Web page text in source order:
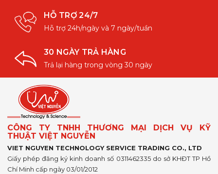
HỖ TRỢ 24/7
Hỗ trợ 24h/ngày và 7 ngày/tuần
30 NGÀY TRẢ HÀNG
Trả lại hàng trong vòng 30 ngày
CÔNG TY TNHH THƯƠNG MẠI DỊCH VỤ KỸ
THUẬT VIỆT NGUYỄN
VIET NGUYEN TECHNOLOGY SERVICE TRADING CO., LTD
Giấy phép đăng ký kinh doanh số 0311462335 do sở KHĐT TP Hồ
Chí Minh cấp ngày 03/01/2012